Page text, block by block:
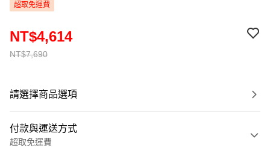
超取免運費
NT$7,690
NT$4,614
請選擇商品選項
付款與運送方式
超取免運費